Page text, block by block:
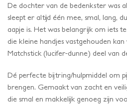
De dochter van de bedenkster was
sleept er altijd één mee, smal, lang,
aapje is. Het was belangrijk om iets
die kleine handjes vastgehouden
Matchstick (lucifer-dunne) deel van
Dé perfecte bijtring/hulpmiddel om
brengen. Gemaakt van zacht en
die smal en makkelijk genoeg zijn